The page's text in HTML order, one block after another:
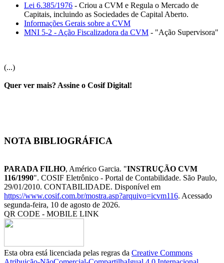
Lei 6.385/1976 - Criou a CVM e Regula o Mercado de
Capitais, incluindo as Sociedades de Capital Aberto.
Informações Gerais sobre a CVM
MNI 5-2 - Ação Fiscalizadora da CVM - "Ação Supervisora"
(...)
Quer ver mais? Assine o Cosif Digital!
NOTA BIBLIOGRÁFICA
PARADA FILHO, Américo Garcia. "INSTRUÇÃO CVM
116/1990". COSIF Eletrônico - Portal de Contabilidade. São Paulo,
29/01/2010. CONTABILIDADE. Disponível em
https://www.cosif.com.br/mostra.asp?arquivo=icvm116. Acessado
segunda-feira, 10 de agosto de 2026.
QR CODE - MOBILE LINK
Esta obra está licenciada pelas regras da Creative Commons